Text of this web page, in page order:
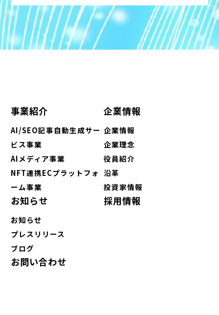
事業紹介
AI/SEO記事自動生成サー
ビス事業
AIメディア事業
NFT連携ECプラットフォ
ーム事業
企業情報
企業情報
企業理念
役員紹介
沿革
投資家情報
お知らせ
お知らせ
プレスリリース
ブログ
採用情報
お問い合わせ